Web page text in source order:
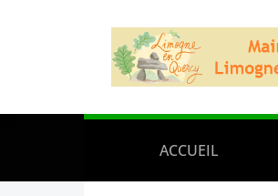
ACCUEIL